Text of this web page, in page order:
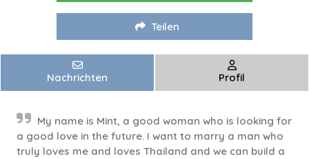
Teilen
Nachrichten Profil
My name is Mint, a good woman who is looking for
a good love in the future. I want to marry a man who
truly loves me and loves Thailand and we can build a